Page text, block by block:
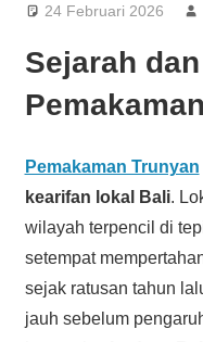
24 Februari 2026
Sejarah
Pemakaman Trunyan
kearifan lokal Bali.
wilayah terpencil di
setempat
sejak ratusan tahun
jauh sebelum